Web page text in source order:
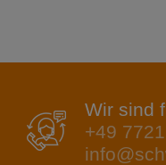
Wir sind
+49